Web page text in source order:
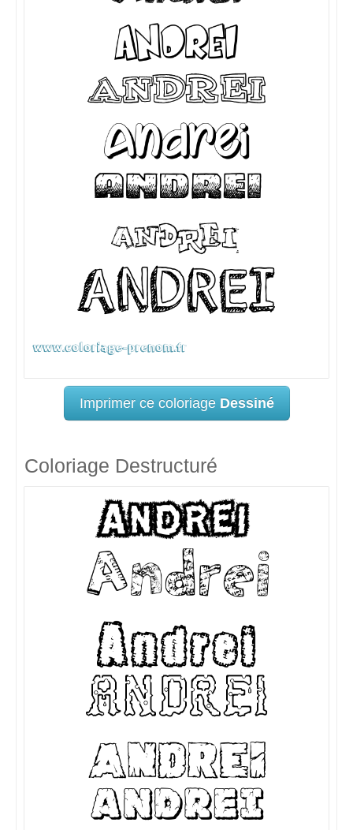
Imprimer ce coloriage Dessiné
Coloriage Destructuré